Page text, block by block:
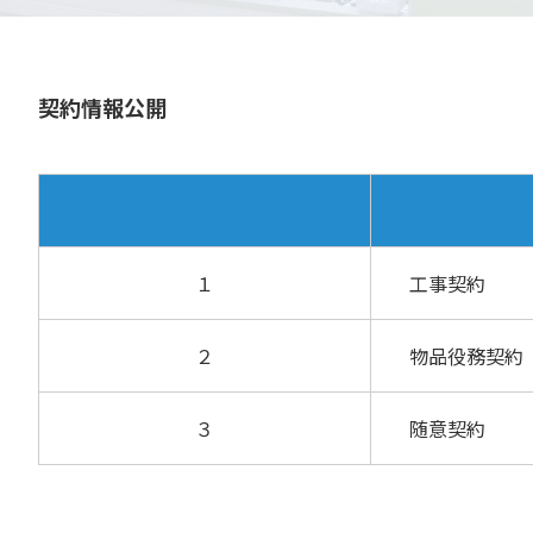
契約情報公開
１ 工事契約
２ 物品役務契約
３ 随意契約